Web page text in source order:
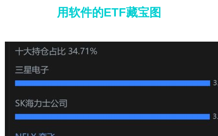
用软件的ETF藏宝图